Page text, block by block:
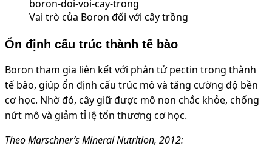
Vai trò của Boron đối với cây trồng
Ổn định cấu trúc thành tế bào
Boron tham gia liên kết với phân tử pectin trong thành
tế bào, giúp ổn định cấu trúc mô và tăng cường độ bền
cơ học. Nhờ đó, cây giữ được mô non chắc khỏe, chống
nứt mô và giảm tỉ lệ tổn thương cơ học.
Theo Marschner’s Mineral Nutrition, 2012: